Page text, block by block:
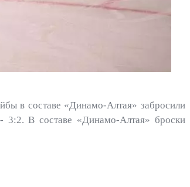
в составе «Динамо-Алтая» забросили
3:2. В составе «Динамо-Алтая» броски